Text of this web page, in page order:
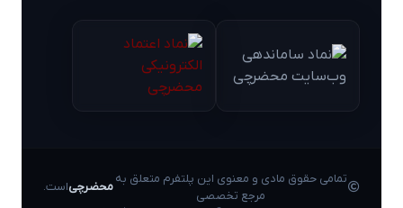
تمامی حقوق مادی و معنوی این پلتفرم متعلق به
مرجع تخصصی
محضرچیاست.